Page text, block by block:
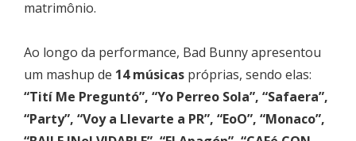
matrimônio.
Ao longo da performance, Bad Bunny apresentou
um mashup de 14 músicas próprias, sendo elas:
“Tití Me Preguntó”, “Yo Perreo Sola”, “Safaera”,
“Party”, “Voy a Llevarte a PR”, “EoO”, “Monaco”,